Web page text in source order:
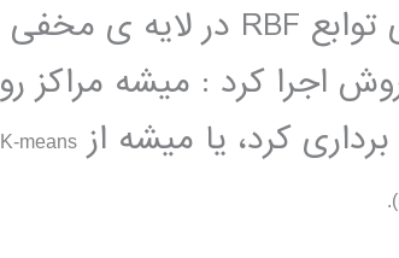
میشن. در مرحله ی اول، بردارهای مرکز ci برای توابع RBF در لایه ی مخفی
اجرا کرد : میشه مراکز رو
کرد، یا میشه از
K-means